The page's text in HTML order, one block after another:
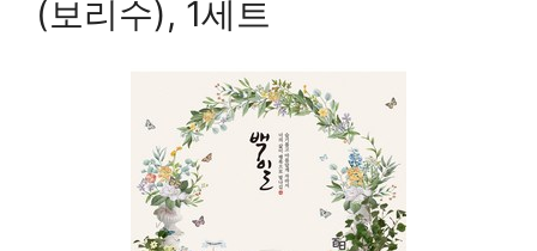
(보리수), 1세트